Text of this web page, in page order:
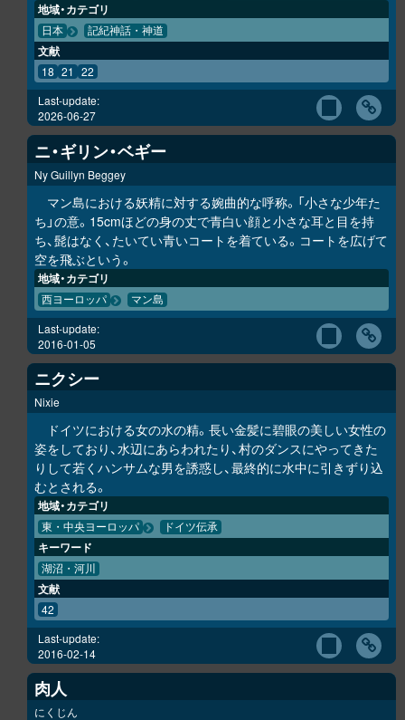
地域・カテゴリ
日本 記紀神話・神道
文献
18 21 22
Last-update:
2026-06-27
ニ・ギリン・ベギー
Ny Guillyn Beggey
マン島における妖精に対する婉曲的な呼称。「小さな少年た
ち」の意。15cmほどの身の丈で青白い顔と小さな耳と目を持
ち、髭はなく、たいてい青いコートを着ている。コートを広げて
空を飛ぶという。
地域・カテゴリ
西ヨーロッパ マン島
Last-update:
2016-01-05
ニクシー
Nixie
ドイツにおける女の水の精。長い金髪に碧眼の美しい女性の
姿をしており、水辺にあらわれたり、村のダンスにやってきた
りして若くハンサムな男を誘惑し、最終的に水中に引きずり込
むとされる。
地域・カテゴリ
東・中央ヨーロッパ ドイツ伝承
キーワード
湖沼・河川
文献
42
Last-update:
2016-02-14
肉人
にくじん